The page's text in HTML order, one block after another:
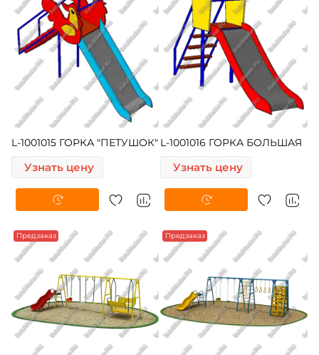
L-1001015 ГОРКА "ПЕТУШОК"
Узнать цену
L-1001016 ГОРКА БОЛЬШАЯ
Узнать цену
Предзаказ Предзаказ